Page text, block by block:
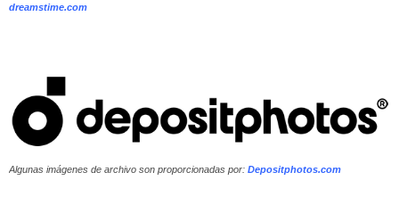
dreamstime.com
Algunas imágenes de archivo son proporcionadas por: Depositphotos.com